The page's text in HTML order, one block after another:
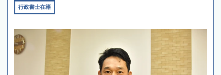
行政書士在籍